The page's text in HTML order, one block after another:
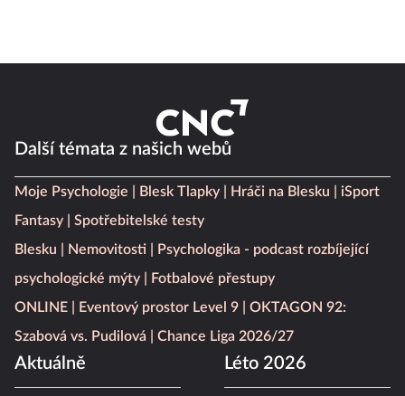
Další témata z našich webů
Moje Psychologie Blesk Tlapky Hráči na Blesku
iSport
Fantasy
Spotřebitelské testy
Blesku
Nemovitosti
Psychologika - podcast rozbíjející
psychologické mýty
Fotbalové přestupy
ONLINE
Eventový prostor Level 9
OKTAGON 92:
Szabová vs. Pudilová
Chance Liga 2026/27
Aktuálně Léto 2026